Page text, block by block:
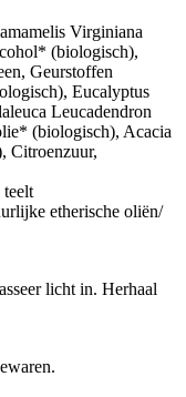
Virginiana
(biologisch),
Geurstoffen
Eucalyptus
Leucadendron
(biologisch), Acacia
Citroenzuur,
etherische oliën/
licht in. Herhaal